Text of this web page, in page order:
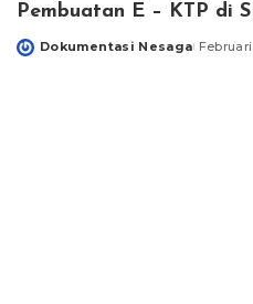
Pembuatan E – KTP di
Posted
Dokumentasi Nesaga